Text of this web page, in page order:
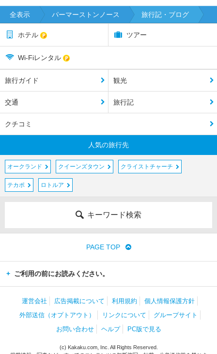
デ
ン
ア
テ
ィ
マ
ル
カ
ポ
ト
国
周
辺
全表示 パーマーストンノース 旅行記・ブログ
ホテル ツアー
Wi-Fiレンタル
旅行ガイド 観光
交通 旅行記
クチコミ
人気の旅行先
オークランド クイーンズタウン クライストチャーチ
テカポ ロトルア
キーワード検索
PAGE TOP
ご利用の前にお読みください。
運営会社 広告掲載について 利用規約
個人情報保護方針
外部送信（オプトアウト）
リンクについて
グループサイト
お問い合わせ
ヘルプ PC版で見る
(c) Kakaku.com, Inc. All Rights Reserved.